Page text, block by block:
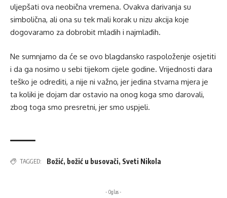
uljepšati ova neobična vremena. Ovakva darivanja su
simbolična, ali ona su tek mali korak u nizu akcija koje
dogovaramo za dobrobit mladih i najmlađih.
Ne sumnjamo da će se ovo blagdansko raspoloženje osjetiti
i da ga nosimo u sebi tijekom cijele godine. Vrijednosti dara
teško je odrediti, a nije ni važno, jer jedina stvarna mjera je
ta koliki je dojam dar ostavio na onog koga smo darovali,
zbog toga smo presretni, jer smo uspjeli.
TAGGED: Božić, božić u busovači, Sveti Nikola
- Oglas -